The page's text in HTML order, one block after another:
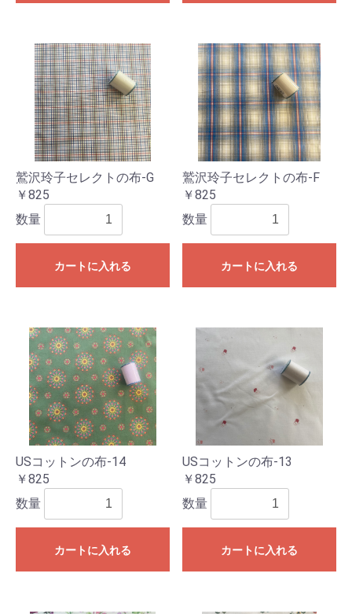
鷲沢玲子セレクトの布-G
￥825
数量
カートに入れる
鷲沢玲子セレクトの布-F
￥825
数量
カートに入れる
USコットンの布-14
￥825
数量
カートに入れる
USコットンの布-13
￥825
数量
カートに入れる